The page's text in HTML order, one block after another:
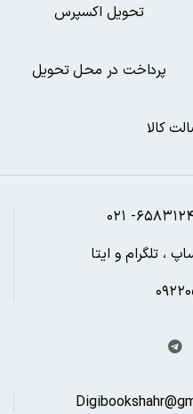
کالا
پرداخت در محل تحویل
تحویل اکسپرس
، تلگرام و ایتا